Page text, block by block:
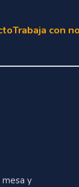
Trabaja con
y